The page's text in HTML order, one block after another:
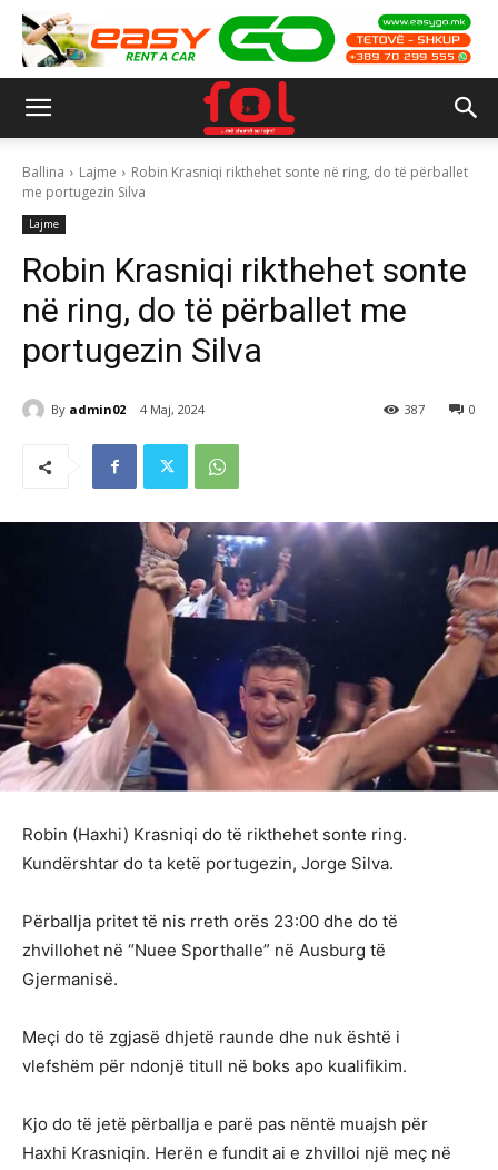
Ballina Lajme
Robin Krasniqi rikthehet sonte në ring, do të përballet
me portugezin Silva
Lajme
Robin Krasniqi rikthehet sonte
në ring, do të përballet me
portugezin Silva
By admin02 4 Maj, 2024 0
387
Robin (Haxhi) Krasniqi do të rikthehet sonte ring.
Kundërshtar do ta ketë portugezin, Jorge Silva.
Përballja pritet të nis rreth orës 23:00 dhe do të
zhvillohet në “Nuee Sporthalle” në Ausburg të
Gjermanisë.
Meçi do të zgjasë dhjetë raunde dhe nuk është i
vlefshëm për ndonjë titull në boks apo kualifikim.
Kjo do të jetë përballja e parë pas nëntë muajsh për
Haxhi Krasniqin. Herën e fundit ai e zhvilloi një meç në